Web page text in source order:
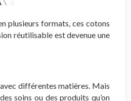
plusieurs formats, ces cotons
réutilisable est devenue une
différentes matières. Mais
soins ou des produits qu’on